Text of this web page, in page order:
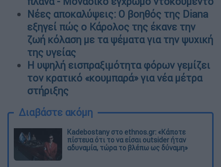
Νέες αποκαλύψεις: Ο βοηθός της Diana
εξηγεί πώς ο Κάρολος της έκανε την
ζωή κόλαση με τα ψέματα για την ψυχική
της υγείας
Η υψηλή εισπραξιμότητα φόρων γεμίζει
τον κρατικό «κουμπαρά» για νέα μέτρα
στήριξης
Διαβάστε ακόμη
Kadebostany στο ethnos.gr: «Κάποτε
πίστευα ότι το να είσαι outsider ήταν
αδυναμία, τώρα το βλέπω ως δύναμη»